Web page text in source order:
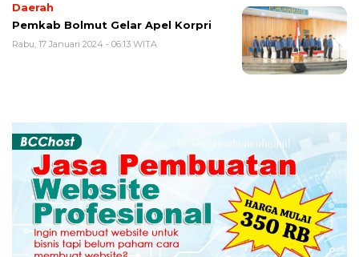
Daerah
Pemkab Bolmut Gelar Apel Korpri
Rabu, 17 Januari 2024 - 06:13 WITA